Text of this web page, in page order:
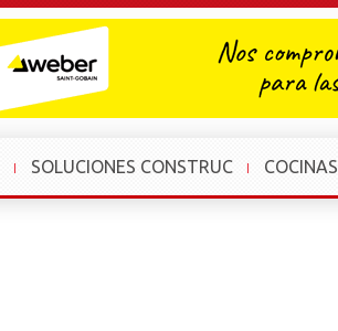
SOLUCIONES CONSTRUC COCINAS